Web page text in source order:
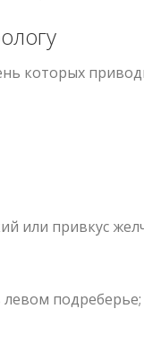
которых
или привкус
подреберье;